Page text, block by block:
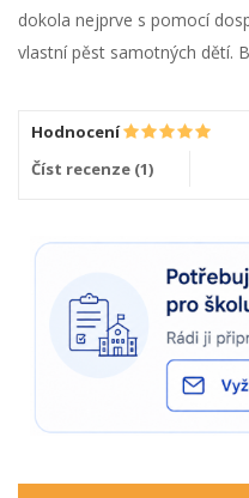
dokola nejprve s pomocí
vlastní pěst samotných dětí.
Hodnocení
Číst recenze (1)